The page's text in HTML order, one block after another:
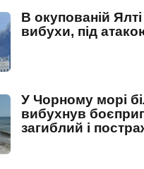
В окупованій
вибухи, під
У Чорному морі
вибухнув
загиблий і